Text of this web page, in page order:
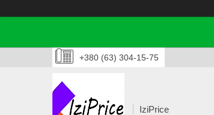
+380 (63) 304-15-75
IziPrice